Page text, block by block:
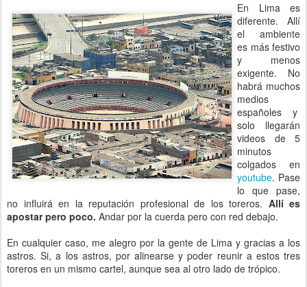
En Lima es
diferente. Allí
el ambiente
es más festivo
y menos
exigente. No
habrá muchos
medios
españoles y
solo llegarán
videos de 5
minutos
colgados en
youtube. Pase
lo que pase,
no influirá en la reputación profesional de los toreros. Allí es
apostar pero poco. Andar por la cuerda pero con red debajo.
En cualquier caso, me alegro por la gente de Lima y gracias a los
astros. Si, a los astros, por alinearse y poder reunir a estos tres
toreros en un mismo cartel, aunque sea al otro lado de trópico.